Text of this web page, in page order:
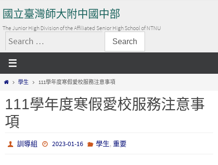
to
content
國立臺灣師大附中國中部
The Junior High Division of the Affiliated Senior High School of NTNU
搜
尋
關
鍵
字:
Home學生 111學年度寒假愛校服務注意事項
111學年度寒假愛校服務注意事
項
訓導組 2023-01-16 學生, 重要